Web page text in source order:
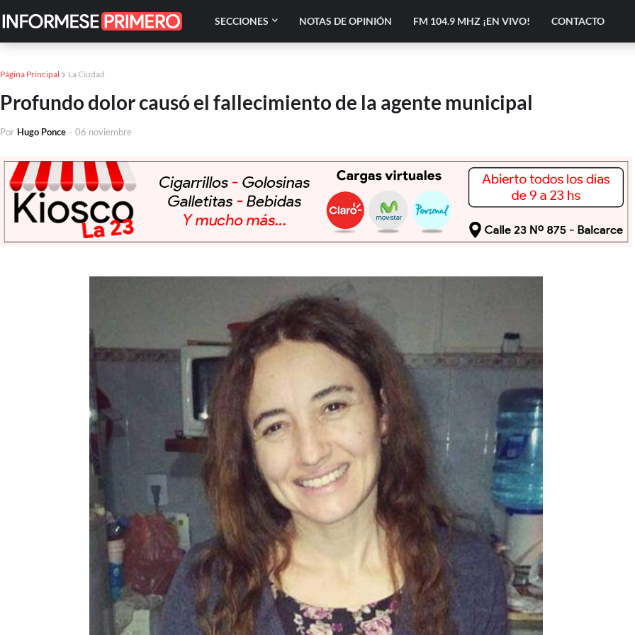
SECCIONES NOTAS DE OPINIÓN FM 104.9 MHZ ¡EN VIVO! CONTACTO
Página Principal La Ciudad
Profundo dolor causó el fallecimiento de la agente municipal
Por Hugo Ponce - 06 noviembre